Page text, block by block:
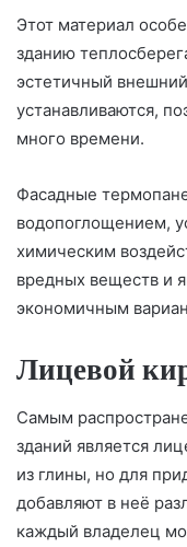
Этот материал
зданию
эстетичный
устанавливаются,
много времени.
Фасадные
водопоглощением,
химическим
вредных веществ и
экономичным
Лицевой
Самым
зданий является
из глины, но для
добавляют в неё
каждый владелец